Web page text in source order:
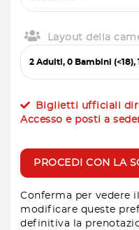
Layout della
Biglietti ufficiali
Accesso e posti a
PROCEDI CON LA
Conferma per vedere
modificare queste
definitiva la